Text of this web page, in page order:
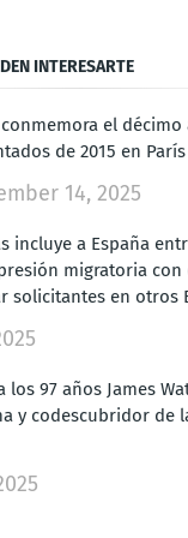
INTERESARTE
conmemora el
de 2015 en París
14, 2025
incluye a España
migratoria con
solicitantes en otros
los 97 años James
y codescubridor de